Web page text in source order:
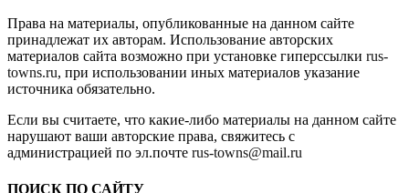
Права на материалы, опубликованные на данном сайте
принадлежат их авторам. Использование авторских
материалов сайта возможно при установке гиперссылки rus-
towns.ru, при использовании иных материалов указание
источника обязательно.
Если вы считаете, что какие-либо материалы на данном сайте
нарушают ваши авторские права, свяжитесь с
администрацией по эл.почте rus-towns@mail.ru
ПОИСК ПО САЙТУ